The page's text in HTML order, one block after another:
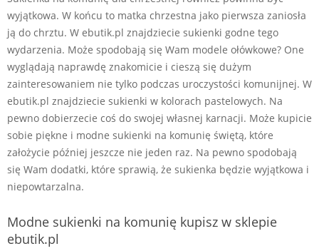
wyjątkowa. W końcu to matka chrzestna jako pierwsza zaniosła
ją do chrztu. W ebutik.pl znajdziecie sukienki godne tego
wydarzenia. Może spodobają się Wam modele ołówkowe? One
wyglądają naprawdę znakomicie i cieszą się dużym
zainteresowaniem nie tylko podczas uroczystości komunijnej. W
ebutik.pl znajdziecie sukienki w kolorach pastelowych. Na
pewno dobierzecie coś do swojej własnej karnacji. Może kupicie
sobie piękne i modne sukienki na komunię świętą, które
założycie później jeszcze nie jeden raz. Na pewno spodobają
się Wam dodatki, które sprawią, że sukienka będzie wyjątkowa i
niepowtarzalna.
Modne sukienki na komunię kupisz w sklepie
ebutik.pl